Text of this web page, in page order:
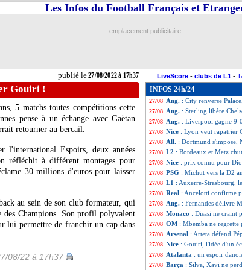
publié le27/08/2022 à 17h37
Les Infos du Football Français et
emplacement publicitaire
LiveScore - clubs de L1 -
Gouiri !
5 matchs toutes compétitions cette
pense à un échange avec Gaëtan
retourner au bercail.
l'international Espoirs, deux années
réfléchit à différent montages pour
30 millions d'euros pour laisser
au sein de son club formateur, qui
Champions. Son profil polyvalent
lui permettre de franchir un cap dans
08/22 à 17h37
INFOS 24h/24
27/08 Strasbourg : Stéphan très
27/08 Lyon
27/08 Man Utd : Ronaldo, Ten
27/08 Lyon: Kadewere va être
27/08 Ang. : City renverse
27/08 Ang. : Sterling libère
27/08 Ang. : Liverpool gagne 9-
27/08 Nice : Lyon veut rapatrier
27/08 All. : Dortmund s'impose,
27/08 L2 : Bordeaux et Metz
27/08 Nice : prix connu pour
27/08 PSG : Michut vers la D2
27/08 L1 : Auxerre-Strasbourg,
27/08 Real : Ancelotti confirme
27/08 Ang. : Fernandes délivre
27/08 Monaco : Disasi ne craint
27/08 OM : Mbemba ne regrette
27/08 Arsenal : Arteta défend
27/08 Nice : Gouiri, l'idée d'un
27/08 Atalanta : un espoir
27/08 Barça : Silva, Xavi ne